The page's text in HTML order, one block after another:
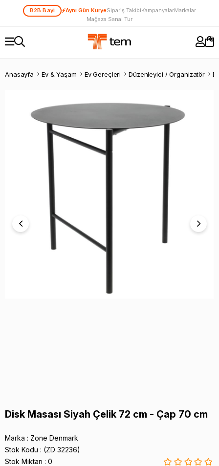
B2B Bayi ⚡Aynı Gün KuryeSipariş TakibiKampanyalarMarkalar
Mağaza Sanal Tur
0
Anasayfa Ev & Yaşam Ev Gereçleri Düzenleyici / Organizatör
Disk Masası Siyah Çelik 72 cm - Çap 70 cm
Marka : Zone Denmark
Stok Kodu
(ZD 32236)
Stok Miktarı : 0